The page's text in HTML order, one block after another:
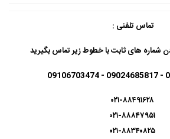
تماس تلفنی :
شماره های ثابت با خطوط زیر تماس بگیرید
۰۲۱-۸۸۴۹۱۶۲۸
۰۲۱-۸۸۸۴۷۹۵۱
۰۲۱-۸۸۳۴۰۸۲۵